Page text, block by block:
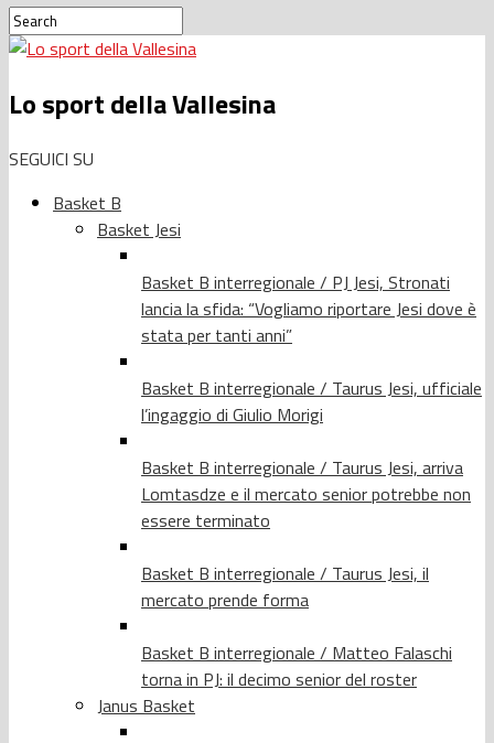
Lo sport della Vallesina
SEGUICI SU
Basket B
Basket Jesi
Basket B interregionale / PJ Jesi, Stronati
lancia la sfida: “Vogliamo riportare Jesi dove è
stata per tanti anni”
Basket B interregionale / Taurus Jesi, ufficiale
l’ingaggio di Giulio Morigi
Basket B interregionale / Taurus Jesi, arriva
Lomtasdze e il mercato senior potrebbe non
essere terminato
Basket B interregionale / Taurus Jesi, il
mercato prende forma
Basket B interregionale / Matteo Falaschi
torna in PJ: il decimo senior del roster
Janus Basket